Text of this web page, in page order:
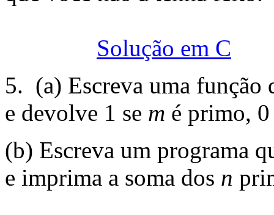
Solução em C
5. (a) Escreva uma
e devolve 1 se m é primo,
(b) Escreva um programa
e imprima a soma dos n